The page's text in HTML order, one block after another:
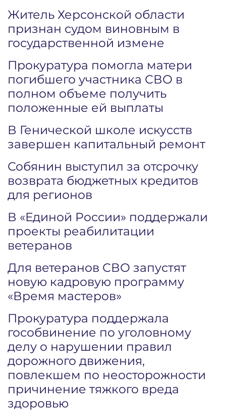
Житель Херсонской области
признан судом виновным в
государственной измене
Прокуратура помогла матери
погибшего участника СВО в
полном объеме получить
положенные ей выплаты
В Генической школе искусств
завершен капитальный ремонт
Собянин выступил за отсрочку
возврата бюджетных кредитов
для регионов
В «Единой России» поддержали
проекты реабилитации
ветеранов
Для ветеранов СВО запустят
новую кадровую программу
«Время мастеров»
Прокуратура поддержала
гособвинение по уголовному
делу о нарушении правил
дорожного движения,
повлекшем по неосторожности
причинение тяжкого вреда
здоровью